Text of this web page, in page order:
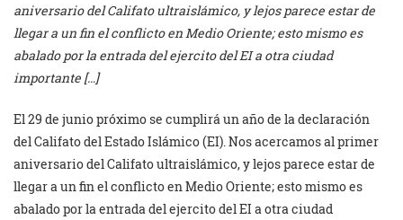
aniversario del Califato ultraislámico, y lejos parece estar de
llegar a un fin el conflicto en Medio Oriente; esto mismo es
abalado por la entrada del ejercito del EI a otra ciudad
importante […]
El 29 de junio próximo se cumplirá un año de la declaración
del Califato del Estado Islámico (EI). Nos acercamos al primer
aniversario del Califato ultraislámico, y lejos parece estar de
llegar a un fin el conflicto en Medio Oriente; esto mismo es
abalado por la entrada del ejercito del EI a otra ciudad